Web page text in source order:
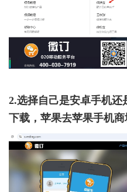
2.选择自己是安卓手机
下载，苹果去苹果手机